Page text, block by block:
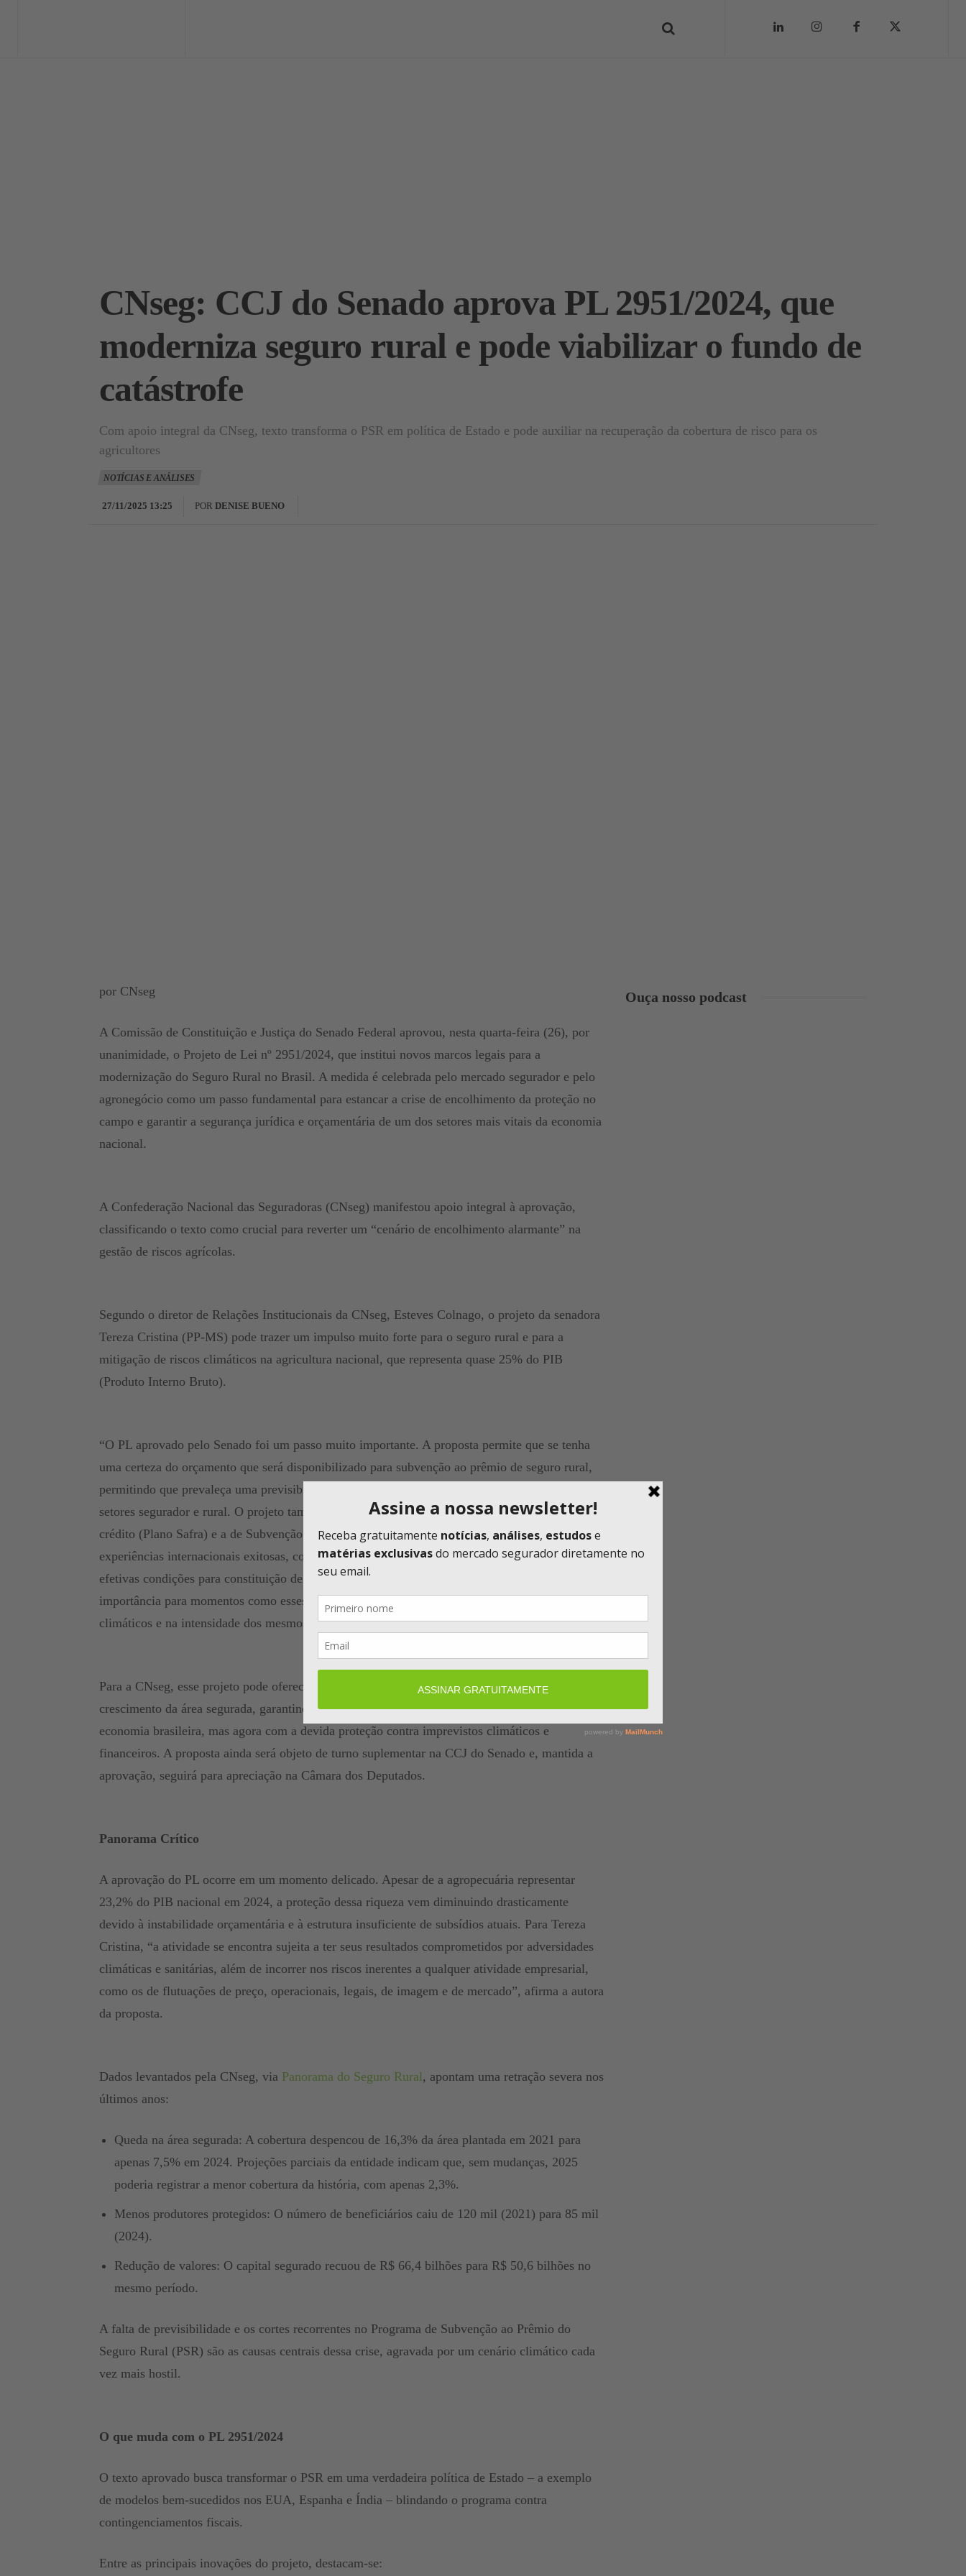
CNseg: CCJ do Senado aprova PL 2951/2024, que
moderniza seguro rural e pode viabilizar o fundo de
catástrofe
Com apoio integral da CNseg, texto transforma o PSR em política de Estado e pode auxiliar na recuperação da cobertura de risco para os
agricultores
NOTÍCIAS E ANÁLISES
27/11/2025 13:25 POR DENISE BUENO
por CNseg
A Comissão de Constituição e Justiça do Senado Federal aprovou, nesta quarta-feira (26), por
unanimidade, o Projeto de Lei nº 2951/2024, que institui novos marcos legais para a
modernização do Seguro Rural no Brasil. A medida é celebrada pelo mercado segurador e pelo
agronegócio como um passo fundamental para estancar a crise de encolhimento da proteção no
campo e garantir a segurança jurídica e orçamentária de um dos setores mais vitais da economia
nacional.
A Confederação Nacional das Seguradoras (CNseg) manifestou apoio integral à aprovação,
classificando o texto como crucial para reverter um “cenário de encolhimento alarmante” na
gestão de riscos agrícolas.
Segundo o diretor de Relações Institucionais da CNseg, Esteves Colnago, o projeto da senadora
Tereza Cristina (PP-MS) pode trazer um impulso muito forte para o seguro rural e para a
mitigação de riscos climáticos na agricultura nacional, que representa quase 25% do PIB
(Produto Interno Bruto).
“O PL aprovado pelo Senado foi um passo muito importante. A proposta permite que se tenha
uma certeza do orçamento que será disponibilizado para subvenção ao prêmio de seguro rural,
permitindo que prevaleça uma previsibilidade mínima necessária para o planejamento dos
setores segurador e rural. O projeto também permite uma melhor junção entre as políticas de
crédito (Plano Safra) e a de Subvenção ao Seguro Rural (PSR), além de aproximar o Brasil de
experiências internacionais exitosas, como as dos EUA. Além disso, o projeto moderniza e cria
efetivas condições para constituição de um fundo rural para catástrofe, um fundo de suma
importância para momentos como esses que vivemos, com grande variação nos eventos
climáticos e na intensidade dos mesmos”, destacou.
Para a CNseg, esse projeto pode oferecer as ferramentas necessárias para que o Brasil retome o
crescimento da área segurada, garantindo que o agronegócio continue sendo o motor da
economia brasileira, mas agora com a devida proteção contra imprevistos climáticos e
financeiros. A proposta ainda será objeto de turno suplementar na CCJ do Senado e, mantida a
aprovação, seguirá para apreciação na Câmara dos Deputados.
Panorama Crítico
A aprovação do PL ocorre em um momento delicado. Apesar de a agropecuária representar
23,2% do PIB nacional em 2024, a proteção dessa riqueza vem diminuindo drasticamente
devido à instabilidade orçamentária e à estrutura insuficiente de subsídios atuais. Para Tereza
Cristina, “a atividade se encontra sujeita a ter seus resultados comprometidos por adversidades
climáticas e sanitárias, além de incorrer nos riscos inerentes a qualquer atividade empresarial,
como os de flutuações de preço, operacionais, legais, de imagem e de mercado”, afirma a autora
da proposta.
Dados levantados pela CNseg, via Panorama do Seguro Rural, apontam uma retração severa nos
últimos anos:
Queda na área segurada: A cobertura despencou de 16,3% da área plantada em 2021 para
apenas 7,5% em 2024. Projeções parciais da entidade indicam que, sem mudanças, 2025
poderia registrar a menor cobertura da história, com apenas 2,3%.
Menos produtores protegidos: O número de beneficiários caiu de 120 mil (2021) para 85 mil
(2024).
Redução de valores: O capital segurado recuou de R$ 66,4 bilhões para R$ 50,6 bilhões no
mesmo período.
A falta de previsibilidade e os cortes recorrentes no Programa de Subvenção ao Prêmio do
Seguro Rural (PSR) são as causas centrais dessa crise, agravada por um cenário climático cada
vez mais hostil.
O que muda com o PL 2951/2024
O texto aprovado busca transformar o PSR em uma verdadeira política de Estado – a exemplo
de modelos bem-sucedidos nos EUA, Espanha e Índia – blindando o programa contra
contingenciamentos fiscais.
Entre as principais inovações do projeto, destacam-se:
Ouça nosso podcast